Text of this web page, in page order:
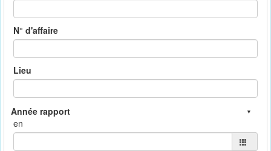
N° d'affaire
Lieu
en